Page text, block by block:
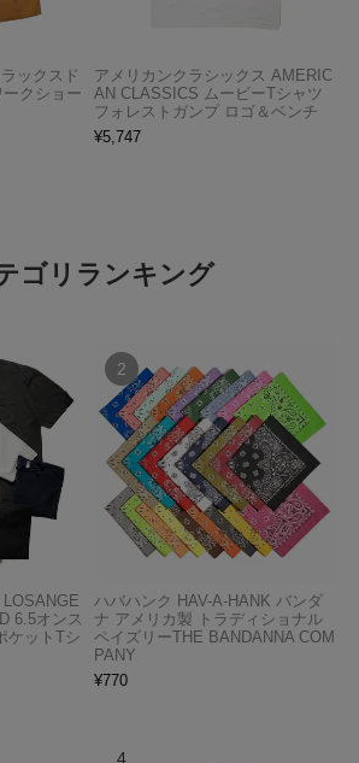
ックスド
クショー
アメリカンクラシックス AMERIC
AN CLASSICS ムービーTシャツ
フォレストガンプ ロゴ＆ベンチ
¥5,747
ゴリランキング
6.5オンス
ケットTシ
ハバハンク HAV-A-HANK バンダ
ナ アメリカ製 トラディショナル
ペイズリーTHE BANDANNA COM
PANY
¥770